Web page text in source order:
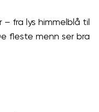
fra lys himmelblå til
fleste menn ser bra